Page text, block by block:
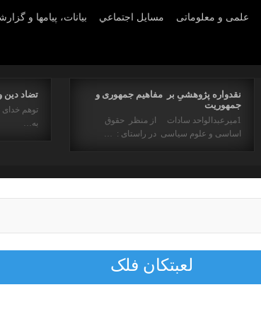
بیانات، پیامها و مسايل اجتماعي علمی و معلوماتی
تضاد دین
توهم خدای
به…
نقدواره پژوهشیِ بر مفاهیم جمهوری و
جمهوریت
1میرعبدالواحد سادات از منظر حقوق
اساسی و علوم سیاسی در راستای : …
لعبتکان فلک